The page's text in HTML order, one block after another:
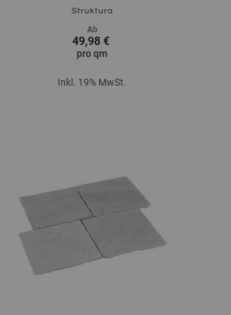
Struktura
Ab
49,98 €
proqm
Inkl. 19% MwSt.